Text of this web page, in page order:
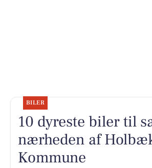
BILER
10 dyreste biler til
nærheden af
Kommune